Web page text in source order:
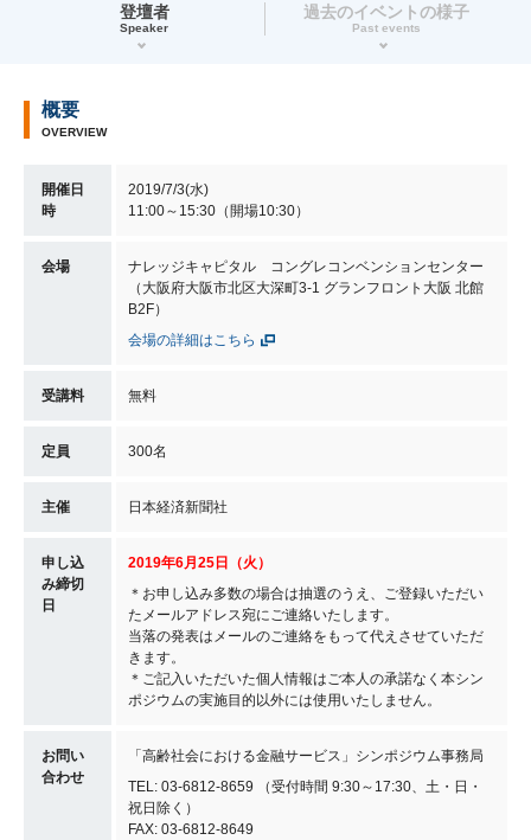
登壇者
Speaker
過去のイベントの様子
Past events
概要
OVERVIEW
開催日
時
2019/7/3(水)
11:00～15:30（開場10:30）
会場
ナレッジキャピタル コングレコンベンションセンター
（大阪府大阪市北区大深町3-1 グランフロント大阪 北館
B2F）
会場の詳細はこちら
受講料 無料
定員 300名
主催 日本経済新聞社
申し込
み締切
日
2019年6月25日（火）
＊お申し込み多数の場合は抽選のうえ、ご登録いただい
たメールアドレス宛にご連絡いたします。
当落の発表はメールのご連絡をもって代えさせていただ
きます。
＊ご記入いただいた個人情報はご本人の承諾なく本シン
ポジウムの実施目的以外には使用いたしません。
お問い
合わせ
「高齢社会における金融サービス」シンポジウム事務局
TEL: 03-6812-8659 （受付時間 9:30～17:30、土・日・
祝日除く）
FAX: 03-6812-8649